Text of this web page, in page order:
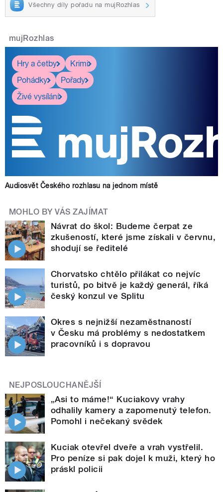
Všechny díly pořadu na mujRozhlas
mujRozhlas
Hry a četby
Krimi
Pohádky
Pořady
Živé vysílání
Audiosvět Českého rozhlasu na jednom místě
MOHLO BY VÁS ZAJÍMAT
Návrat do škol: Budeme čerpat ze
zkušeností, které jsme získali v červnu,
shodují se ředitelé
Chorvatsko chtělo přilákat co nejvíc
turistů, po bitvě je každý generál, říká
český konzul ve Splitu
Okres s nejnižší nezaměstnaností
v Česku má problémy s nedostatkem
pracovníků i s dopravou
NEJPOSLOUCHANĚJŠÍ
„Asi to máme!“ Kuciakovy vrahy
odhalily kamery a zapomenutý telefon.
Pomohl i nečekaný svědek
Kuciak otevřel dveře a vrah vystřelil.
Pro peníze si pak dojel k muži, který ho
práskl policii